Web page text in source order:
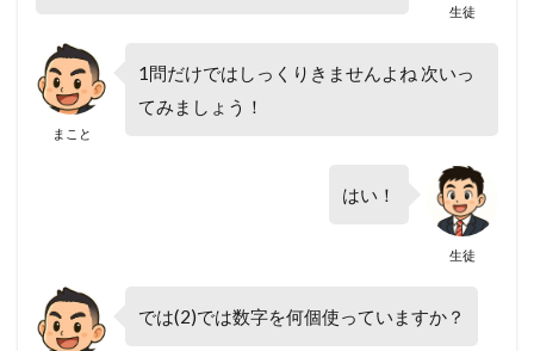
生徒
まこと
1問だけではしっくりきませんよね 次いっ
てみましょう！
生徒
はい！
では(2)では数字を何個使っていますか？